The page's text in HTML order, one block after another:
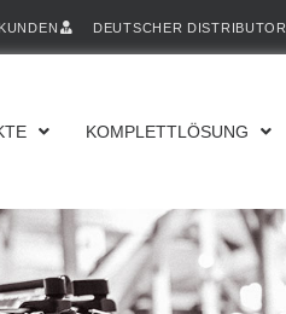
DEUTSCHER DISTRIBUTOR
KOMPLETTLÖSUNG